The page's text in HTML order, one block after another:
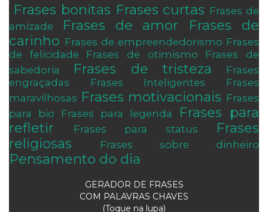
Frases bonitas Frases curtas Frases de
amizade
Frases de amor
Frases de
carinho Frases de empreendedorismo Frases
de felicidade
Frases de otimismo
Frases de
sabedoria
Frases de tristeza
Frases
engraçadas
Frases Inteligentes
Frases
maravilhosas Frases motivacionais Frases
para bio
Frases para legenda
Frases para
refletir
Frases para status
Frases
religiosas
Frases sobre dinheiro
Pensamento do dia
GERADOR DE FRASES
COM PALAVRAS CHAVES
(Toque na lupa)